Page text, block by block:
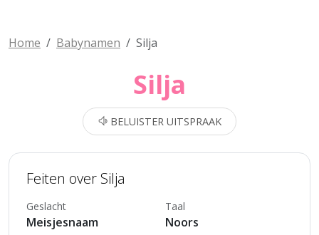
Home Babynamen Silja
Silja
BELUISTER UITSPRAAK
Feiten over Silja
Geslacht
Meisjesnaam
Taal
Noors